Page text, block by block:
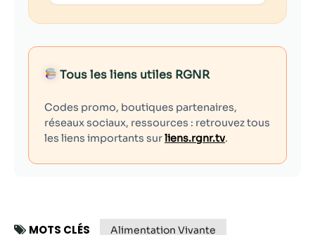
Tous les liens utiles RGNR
Codes promo, boutiques partenaires,
réseaux sociaux, ressources : retrouvez tous
les liens importants surliens.rgnr.tv.
MOTS CLÉS Alimentation Vivante